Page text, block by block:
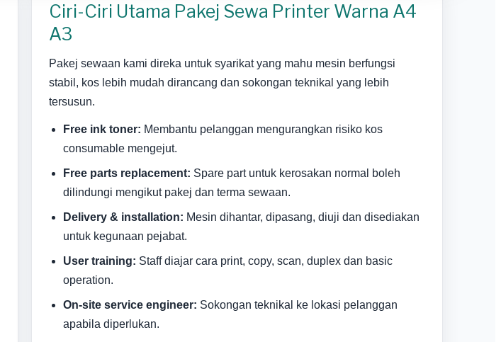
Ciri-Ciri Utama Pakej Sewa Printer Warna A4
A3
Pakej sewaan kami direka untuk syarikat yang mahu mesin berfungsi
stabil, kos lebih mudah dirancang dan sokongan teknikal yang lebih
tersusun.
Free ink toner: Membantu pelanggan mengurangkan risiko kos
consumable mengejut.
Free parts replacement: Spare part untuk kerosakan normal boleh
dilindungi mengikut pakej dan terma sewaan.
Delivery & installation: Mesin dihantar, dipasang, diuji dan disediakan
untuk kegunaan pejabat.
User training: Staff diajar cara print, copy, scan, duplex dan basic
operation.
On-site service engineer: Sokongan teknikal ke lokasi pelanggan
apabila diperlukan.